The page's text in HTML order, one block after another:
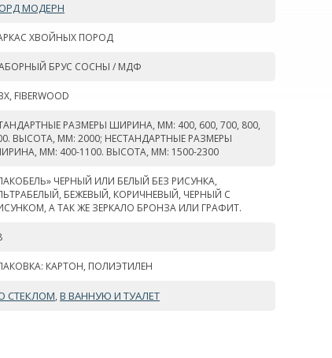
МОДЕРН
ХВОЙНЫХ ПОРОД
БРУС СОСНЫ / МДФ
FIBERWOOD
РАЗМЕРЫ ШИРИНА, ММ: 400, 600, 700, 800,
ВЫСОТА, ММ: 2000; НЕСТАНДАРТНЫЕ РАЗМЕРЫ
ММ: 400-1100. ВЫСОТА, ММ: 1500-2300
ЧЕРНЫЙ ИЛИ БЕЛЫЙ БЕЗ РИСУНКА,
БЕЖЕВЫЙ, КОРИЧНЕВЫЙ, ЧЕРНЫЙ С
А ТАК ЖЕ ЗЕРКАЛО БРОНЗА ИЛИ ГРАФИТ.
КАРТОН, ПОЛИЭТИЛЕН
СТЕКЛОМ, В ВАННУЮ И ТУАЛЕТ